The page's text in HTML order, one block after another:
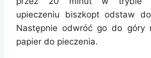
upieczeniu biszkopt odstaw
Następnie odwróć go do góry
papier do pieczenia.